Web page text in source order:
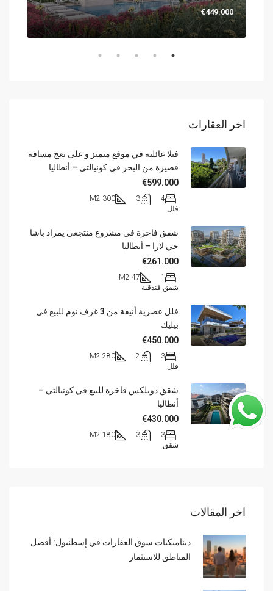
€449.000
اخر العقارات
فيلا عائلية في موقع متميز و على بعج مسافة
قصيرة من البحر في كونيالتي – أنطاليا
€599.000
4
3
300 M2
فلل
شقق فاخرة في مشروع منتجعي يمراد باشا
حي لارا – أنطاليا
€261.000
1
47 M2
شقق فندقية
فلل عصرية أنيقة من 3 غرف نوم للبيع في
بيليك
€450.000
3
2
280 M2
فلل
شقق دوبلكس فاخرة للبيع في كونيالتي –
أنطاليا
€430.000
3
3
180 M2
شقق
اخر المقالات
ديناميكيات سوق العقارات في إسطنبول: أفضل
المناطق للاستثمار